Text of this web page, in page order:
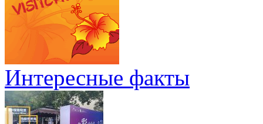
Интересные факты